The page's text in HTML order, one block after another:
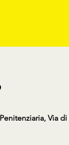
Via di